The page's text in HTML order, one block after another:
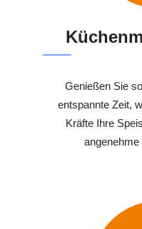
Genießen Sie
entspannte Zeit,
Kräfte Ihre